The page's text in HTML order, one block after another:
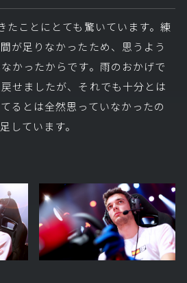
たことにとても驚いています。練
が足りなかったため、思うよう
かったからです。雨のおかげで
せましたが、それでも十分とは
るとは全然思っていなかったの
しています。